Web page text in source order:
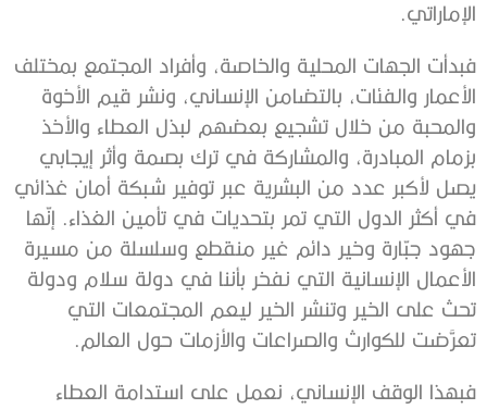
الإماراتي.
فبدأت الجهات المحلية والخاصة، وأفراد المجتمع بمختلف
الأعمار والفئات، بالتضامن الإنساني، ونشر قيم الأخوة
والمحبة من خلال تشجيع بعضهم لبذل العطاء والأخذ
بزمام المبادرة، والمشاركة في ترك بصمة وأثر إيجابي
يصل لأكبر عدد من البشرية عبر توفير شبكة أمان غذائي
في أكثر الدول التي تمر بتحديات في تأمين الغذاء. إنّها
جهود جبّارة وخير دائم غير منقطع وسلسلة من مسيرة
الأعمال الإنسانية التي نفخر بأننا في دولة سلام ودولة
تحث على الخير وتنشر الخير ليعم المجتمعات التي
تعرَّضت للكوارث والصراعات والأزمات حول العالم.
فبهذا الوقف الإنساني، نعمل على استدامة العطاء